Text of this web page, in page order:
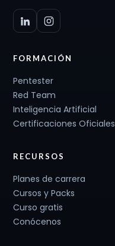
FORMACIÓN
Pentester
Red Team
Inteligencia Artificial
Certificaciones Oficiales
RECURSOS
Planes de carrera
Cursos y Packs
Curso gratis
Conócenos